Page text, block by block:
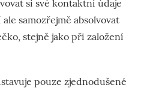
si své kontaktní údaje
samozřejmě absolvovat
stejně jako při založení
pouze zjednodušené